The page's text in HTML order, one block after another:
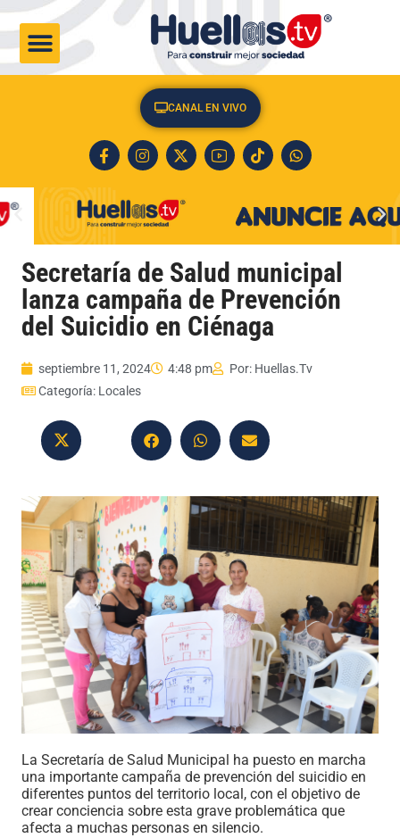
CANAL EN VIVO
Secretaría de Salud municipal
lanza campaña de Prevención
del Suicidio en Ciénaga
septiembre 11, 2024 4:48 pm Por: Huellas.Tv
Categoría: Locales
La Secretaría de Salud Municipal ha puesto en marcha
una importante campaña de prevención del suicidio en
diferentes puntos del territorio local, con el objetivo de
crear conciencia sobre esta grave problemática que
afecta a muchas personas en silencio.